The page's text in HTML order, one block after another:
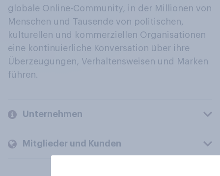
globale Online-Community, in der Millionen von
Menschen und Tausende von politischen,
kulturellen und kommerziellen Organisationen
eine kontinuierliche Konversation über ihre
Überzeugungen, Verhaltensweisen und Marken
führen.
Unternehmen
Mitglieder und Kunden